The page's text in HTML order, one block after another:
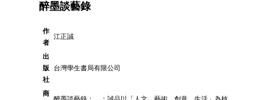
醉墨談藝錄
作
者
江正誠
出
版
社
台灣學生書局有限公司
商